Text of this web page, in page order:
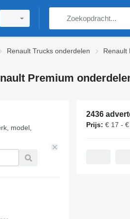
Renault Trucks onderdelen Renault
Premium
model,
2436
Prijs: € 17 -